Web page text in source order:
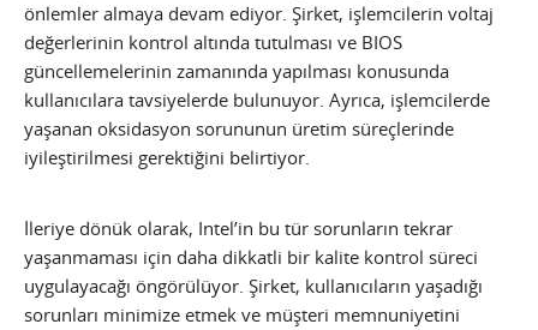
önlemler almaya devam ediyor. Şirket, işlemcilerin voltaj
değerlerinin kontrol altında tutulması ve BIOS
güncellemelerinin zamanında yapılması konusunda
kullanıcılara tavsiyelerde bulunuyor. Ayrıca, işlemcilerde
yaşanan oksidasyon sorununun üretim süreçlerinde
iyileştirilmesi gerektiğini belirtiyor.
İleriye dönük olarak, Intel’in bu tür sorunların tekrar
yaşanmaması için daha dikkatli bir kalite kontrol süreci
uygulayacağı öngörülüyor. Şirket, kullanıcıların yaşadığı
sorunları minimize etmek ve müşteri memnuniyetini